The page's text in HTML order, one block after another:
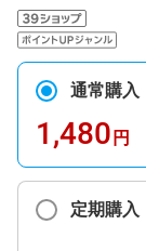
通常購入
1,480 円
定期購入